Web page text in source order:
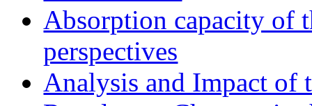
Absorption capacity of
perspectives
Analysis and Impact of